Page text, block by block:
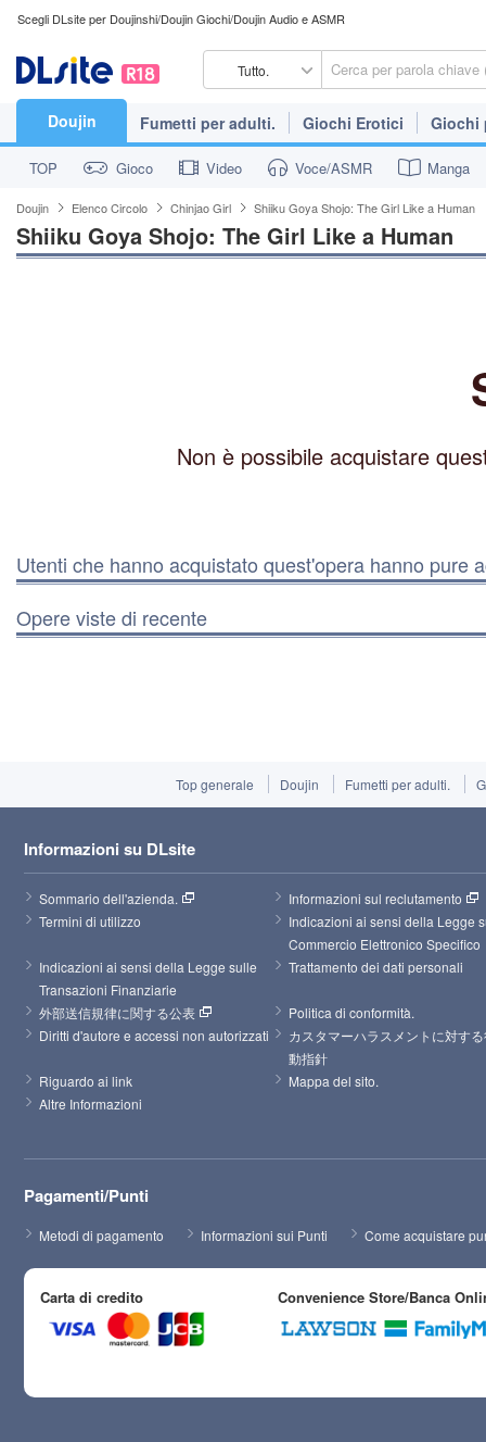
Scegli DLsite per Doujinshi/Doujin Giochi/Doujin Audio e ASMR
Tutto.
Doujin Fumetti per adulti. Giochi Erotici Giochi
TOP Gioco Video Voce/ASMR Manga
Doujin Elenco Circolo Chinjao Girl Shiiku Goya Shojo: The Girl Like a Human
Shiiku Goya Shojo: The Girl Like a Human
Non è possibile acquistare
Utenti che hanno acquistato quest'opera hanno pure
Opere viste di recente
Top generale Doujin Fumetti per adulti.
Informazioni su DLsite
Sommario dell'azienda.
Informazioni sul reclutamento
Termini di utilizzo
Indicazioni ai sensi della Legge
Commercio Elettronico Specifico
Indicazioni ai sensi della Legge sulle
Transazioni Finanziarie
Trattamento dei dati personali
外部送信規律に関する公表
Politica di conformità.
Diritti d'autore e accessi non autorizzati
カスタマーハラスメントに対す
動指針
Riguardo ai link
Mappa del sito.
Altre Informazioni
Pagamenti/Punti
Metodi di pagamento Informazioni sui Punti Come acquistare
Carta di credito Convenience Store/Banca